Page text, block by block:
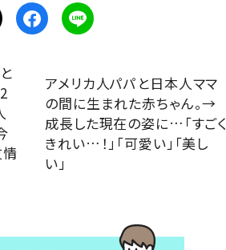
情
アメリカ人パパと日本人ママ
の間に生まれた赤ちゃん。→
成長した現在の姿に…「すごく
きれい…！」「可愛い」「美し
い」